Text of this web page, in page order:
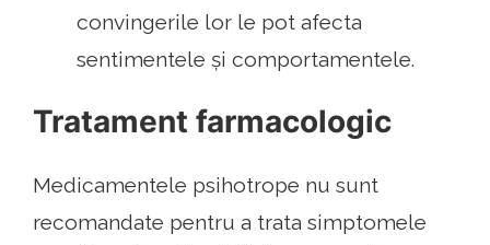
convingerile lor le pot afecta
sentimentele și comportamentele.
Tratament farmacologic
Medicamentele psihotrope nu sunt
recomandate pentru a trata simptomele